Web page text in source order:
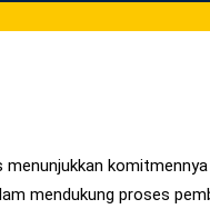
mendukung proses